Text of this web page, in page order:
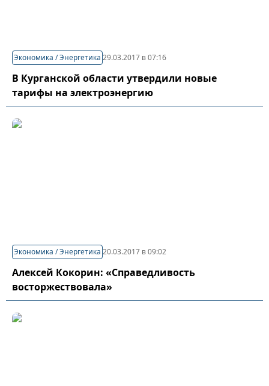
Экономика / Энергетика 29.03.2017 в 07:16
В Курганской области утвердили новые
тарифы на электроэнергию
Экономика / Энергетика 20.03.2017 в 09:02
Алексей Кокорин: «Справедливость
восторжествовала»